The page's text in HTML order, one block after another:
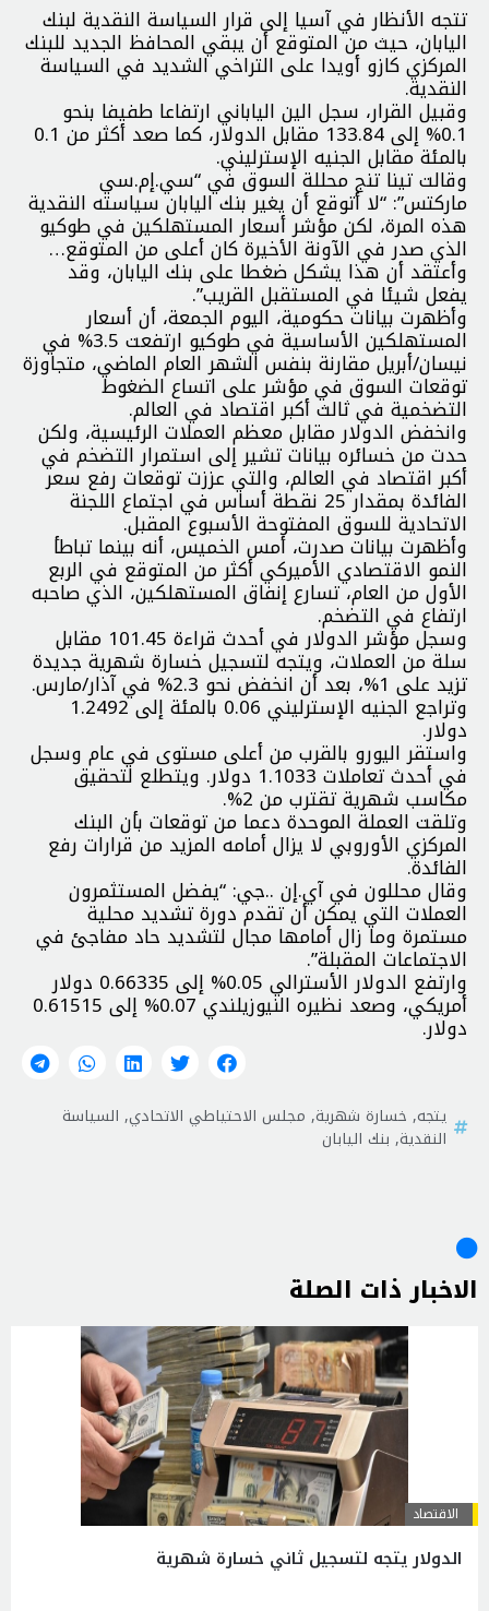
تتجه الأنظار في آسيا إلى قرار السياسة النقدية ل‍بنك
اليابان، حيث من المتوقع أن يبقي المحافظ الجديد للبنك
المركزي كازو أويدا على التراخي الشديد في السياسة
النقدية.
وقبيل القرار، سجل الين الياباني ارتفاعا طفيفا بنحو
0.1% إلى 133.84 مقابل الدولار، كما صعد أكثر من 0.1
بالمئة مقابل الجنيه الإسترليني.
وقالت تينا تنج محللة السوق في “سي.إم.سي
ماركتس”: “لا أتوقع أن يغير بنك اليابان سياسته النقدية
هذه المرة، لكن مؤشر أسعار المستهلكين في طوكيو
الذي صدر في الآونة الأخيرة كان أعلى من المتوقع…
وأعتقد أن هذا يشكل ضغطا على بنك اليابان، وقد
يفعل شيئا في المستقبل القريب”.
وأظهرت بيانات حكومية، اليوم الجمعة، أن أسعار
المستهلكين الأساسية في طوكيو ارتفعت 3.5% في
نيسان/أبريل مقارنة بنفس الشهر العام الماضي، متجاوزة
توقعات السوق في مؤشر على اتساع الضغوط
التضخمية في ثالث أكبر اقتصاد في العالم.
وانخفض الدولار مقابل معظم العملات الرئيسية، ولكن
حدت من خسائره بيانات تشير إلى استمرار التضخم في
أكبر اقتصاد في العالم، والتي عززت توقعات رفع سعر
الفائدة بمقدار 25 نقطة أساس في اجتماع اللجنة
الاتحادية للسوق المفتوحة الأسبوع المقبل.
وأظهرت بيانات صدرت، أمس الخميس، أنه بينما تباطأ
النمو الاقتصادي الأميركي أكثر من المتوقع في الربع
الأول من العام، تسارع إنفاق المستهلكين، الذي صاحبه
ارتفاع في التضخم.
وسجل مؤشر الدولار في أحدث قراءة 101.45 مقابل
سلة من العملات، ويتجه لتسجيل خسارة شهرية جديدة
تزيد على 1%، بعد أن انخفض نحو 2.3% في آذار/مارس.
وتراجع الجنيه الإسترليني 0.06 بالمئة إلى 1.2492
دولار.
واستقر اليورو بالقرب من أعلى مستوى في عام وسجل
في أحدث تعاملات 1.1033 دولار. ويتطلع لتحقيق
مكاسب شهرية تقترب من 2%.
وتلقت العملة الموحدة دعما من توقعات بأن البنك
المركزي الأوروبي لا يزال أمامه المزيد من قرارات رفع
الفائدة.
وقال محللون في آي.إن ..جي: “يفضل المستثمرون
العملات التي يمكن أن تقدم دورة تشديد محلية
مستمرة وما زال أمامها مجال لتشديد حاد مفاجئ في
الاجتماعات المقبلة”.
وارتفع الدولار الأسترالي 0.05% إلى 0.66335 دولار
أمريكي، وصعد نظيره النيوزيلندي 0.07% إلى 0.61515
دولار.
يتجه, خسارة شهرية, مجلس الاحتياطي الاتحادي, السياسة
النقدية, بنك اليابان
الاخبار ذات الصلة
الاقتصاد
الدولار يتجه لتسجيل ثاني خسارة شهرية